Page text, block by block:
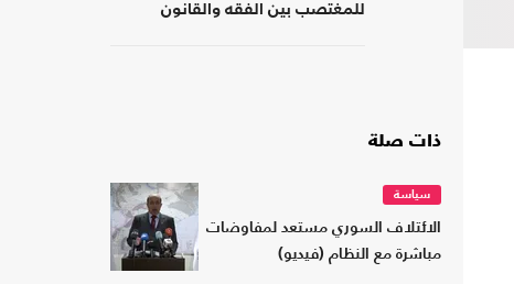
للمغتصب بين الفقه والقانون
ذات صلة
سياسة
الائتلاف السوري مستعد لمفاوضات
مباشرة مع النظام (فيديو)